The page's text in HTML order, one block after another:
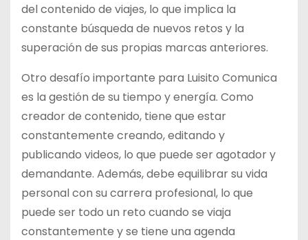
del contenido de viajes, lo que implica la
constante búsqueda de nuevos retos y la
superación de sus propias marcas anteriores.
Otro desafío importante para Luisito Comunica
es la gestión de su tiempo y energía. Como
creador de contenido, tiene que estar
constantemente creando, editando y
publicando videos, lo que puede ser agotador y
demandante. Además, debe equilibrar su vida
personal con su carrera profesional, lo que
puede ser todo un reto cuando se viaja
constantemente y se tiene una agenda